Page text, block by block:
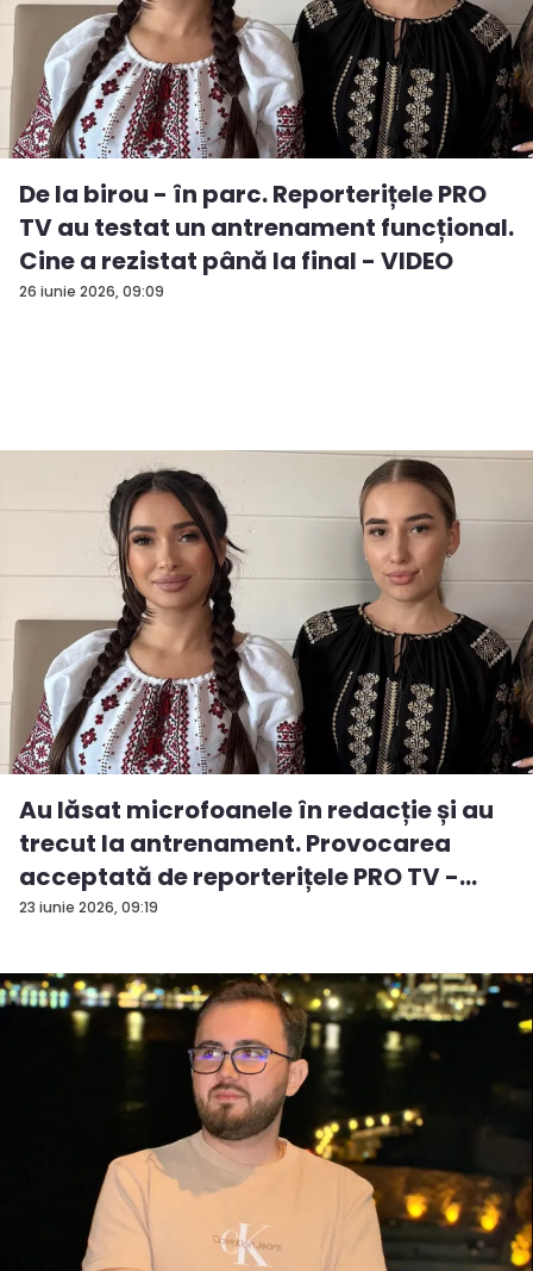
26 iunie 2026, 09:09
De la birou - în parc. Reporterițele PRO
TV au testat un antrenament funcțional.
Cine a rezistat până la final - VIDEO
23 iunie 2026, 09:19
Au lăsat microfoanele în redacție și au
trecut la antrenament. Provocarea
acceptată de reporterițele PRO TV -
VID...